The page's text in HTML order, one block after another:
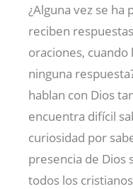
¿Alguna vez se
reciben
oraciones,
ninguna
hablan con Dios
encuentra difícil
curiosidad por
presencia de Dios
todos los